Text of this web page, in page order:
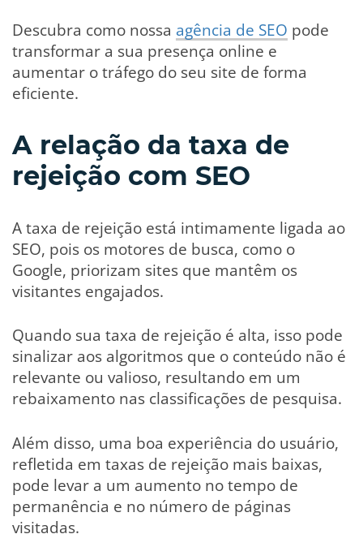
Descubra como nossa agência de SEO pode
transformar a sua presença online e
aumentar o tráfego do seu site de forma
eficiente.
A relação da taxa de
rejeição com SEO
A taxa de rejeição está intimamente ligada ao
SEO, pois os motores de busca, como o
Google, priorizam sites que mantêm os
visitantes engajados.
Quando sua taxa de rejeição é alta, isso pode
sinalizar aos algoritmos que o conteúdo não é
relevante ou valioso, resultando em um
rebaixamento nas classificações de pesquisa.
Além disso, uma boa experiência do usuário,
refletida em taxas de rejeição mais baixas,
pode levar a um aumento no tempo de
permanência e no número de páginas
visitadas.